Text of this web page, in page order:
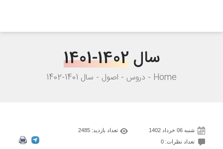
سال1401-1402
Home دروس اصول سال 1401-1402
شنبه 06 خرداد 1402
تعداد بازدید: 2485
تعداد نظرات: 0